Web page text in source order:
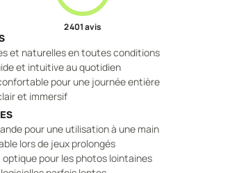
2 401avis
et naturelles en toutes conditions
et intuitive au quotidien
pour une journée entière
et immersif
pour une utilisation à une main
lors de jeux prolongés
optique pour les photos lointaines